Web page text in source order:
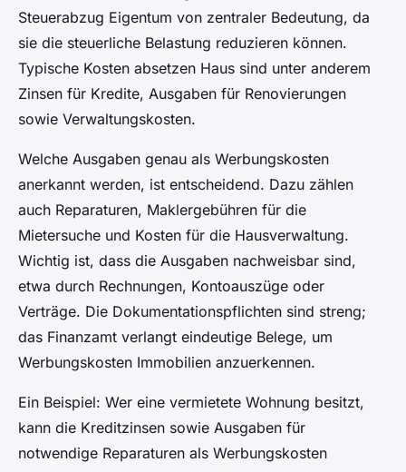
Steuerabzug Eigentum von zentraler Bedeutung, da
sie die steuerliche Belastung reduzieren können.
Typische Kosten absetzen Haus sind unter anderem
Zinsen für Kredite, Ausgaben für Renovierungen
sowie Verwaltungskosten.
Welche Ausgaben genau als Werbungskosten
anerkannt werden, ist entscheidend. Dazu zählen
auch Reparaturen, Maklergebühren für die
Mietersuche und Kosten für die Hausverwaltung.
Wichtig ist, dass die Ausgaben nachweisbar sind,
etwa durch Rechnungen, Kontoauszüge oder
Verträge. Die Dokumentationspflichten sind streng;
das Finanzamt verlangt eindeutige Belege, um
Werbungskosten Immobilien anzuerkennen.
Ein Beispiel: Wer eine vermietete Wohnung besitzt,
kann die Kreditzinsen sowie Ausgaben für
notwendige Reparaturen als Werbungskosten